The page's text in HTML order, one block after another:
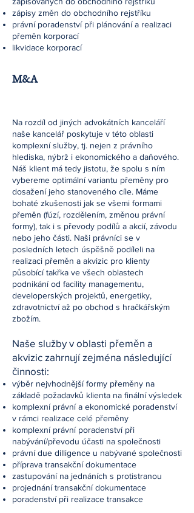
zápisy změn do obchodního rejstříku
právní poradenství při plánování a realizaci
přeměn korporací
likvidace korporací
M&A
Na rozdíl od jiných advokátních kanceláří
naše kancelář poskytuje v této oblasti
komplexní služby, tj. nejen z právního
hlediska, nýbrž i ekonomického a daňového.
Náš klient má tedy jistotu, že spolu s ním
vybereme optimální variantu přeměny pro
dosažení jeho stanoveného cíle. Máme
bohaté zkušenosti jak se všemi formami
přeměn (fúzí, rozdělením, změnou právní
formy), tak i s převody podílů a akcií, závodu
nebo jeho části. Naši právníci se v
posledních letech úspěšně podíleli na
realizaci přeměn a akvizic pro klienty
působící takřka ve všech oblastech
podnikání od facility managementu,
developerských projektů, energetiky,
zdravotnictví až po obchod s hračkářským
zbožím.
Naše služby v oblasti přeměn a
akvizic zahrnují zejména následující
činnosti:
výběr nejvhodnější formy přeměny na
základě požadavků klienta na finální výsledek
komplexní právní a ekonomické poradenství
v rámci realizace celé přeměny
komplexní právní poradenství při
nabývání/převodu účasti na společnosti
právní due dilligence u nabývané společnosti
příprava transakční dokumentace
zastupování na jednáních s protistranou
projednání transakční dokumentace
poradenství při realizace transakce